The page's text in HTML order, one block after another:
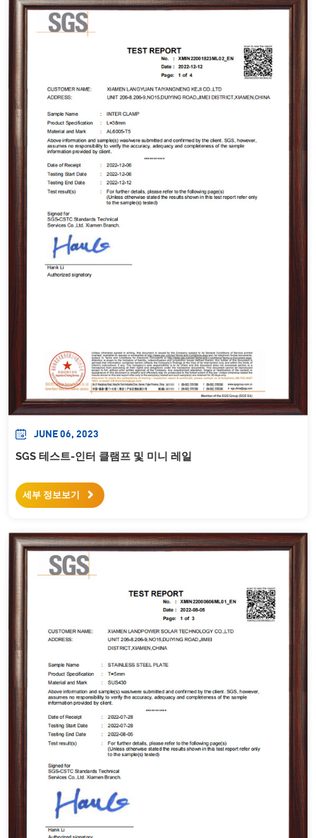
JUNE 06, 2023
SGS 테스트-인터 클램프 및 미니 레일
세부 정보보기